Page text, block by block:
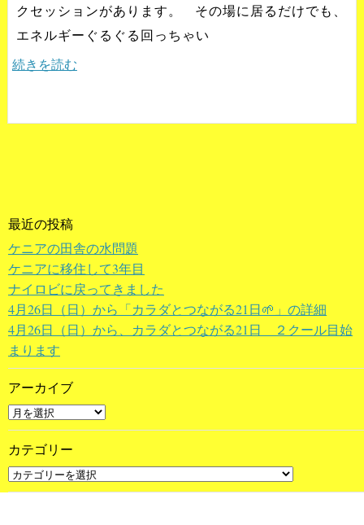
クセッションがあります。 その場に居るだけでも、
エネルギーぐるぐる回っちゃい
続きを読む
最近の投稿
ケニアの田舎の水問題
ケニアに移住して3年目
ナイロビに戻ってきました
4月26日（日）から「カラダとつながる21日🌱」の詳細
4月26日（日）から、カラダとつながる21日 ２クール目始
まります
アーカイブ
カテゴリー